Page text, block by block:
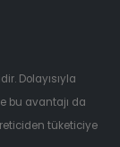
Dolayısıyla
bu avantajı da
tüketiciye